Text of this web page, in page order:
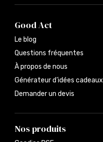
Good Act
Le blog
Questions fréquentes
À propos de nous
Générateur d’idées cadeaux
Demander un devis
Nos produits